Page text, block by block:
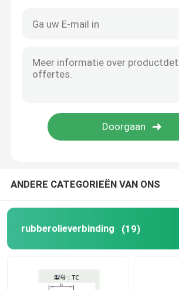
DE VERBINDING VAN DE WATERpomp
hydraulische cilinderverbinding
Onderdelen voor rubber voor auto's
Gestalte gegeven Verzegelende Ring
ANDERE CATEGORIEËN VAN ONS
rubberolieverbinding (19)